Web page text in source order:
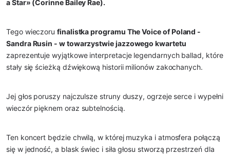
a Star» (Corinne Bailey Rae).
Tego wieczorufinalistka programu The Voice of Poland -
Sandra Rusin - w towarzystwie jazzowego kwartetu
zaprezentuje wyjątkowe interpretacje legendarnych ballad, które
stały się ścieżką dźwiękową historii milionów zakochanych.
Jej głos poruszy najczulsze struny duszy, ogrzeje serce i wypełni
wieczór pięknem oraz subtelnością.
Ten koncert będzie chwilą, w której muzyka i atmosfera połączą
się w jedność, a blask świec i siła głosu stworzą przestrzeń dla